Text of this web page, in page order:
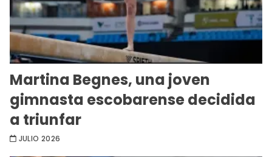
Martina Begnes, una joven
gimnasta escobarense decidida
a triunfar
JULIO 2026